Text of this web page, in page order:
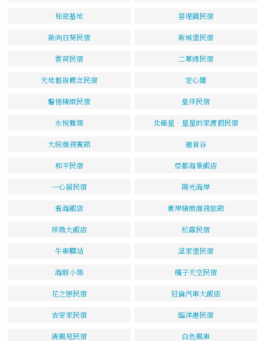
秘密基地 菩堤園民宿
新向日葵民宿 新城堡民宿
雲荷民宿 二草緣民宿
天地藝術概念民宿 定心閣
馨憶精緻民宿 皇佳民宿
水悅雅築 北極星．星星的家渡假民宿
大統商務賓館 迴音谷
和平民宿 亞都海景飯店
一心居民宿 陽光海岸
看海飯店 東岸精緻商務旅館
祥鼎大飯店 松露民宿
牛車驛站 溫家堡民宿
海豚小築 橘子天空民宿
花之戀民宿 冠倫汽車大飯店
吉安家民宿 臨洋港民宿
清風苑民宿 白色風車